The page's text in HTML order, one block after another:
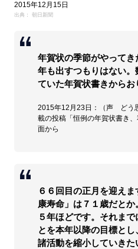
2015年12月15日
出典： 朝日新聞
年賀状の季節がやって
年も出すつもりはない
ていた年賀状書きからお
2015年12月23日：（声 どう
載の投稿「恒例の年賀状書き
面から
６６回目の正月を迎え
康寿命」は７１歳だと
５年ほどです。それま
とを本年以降の目標とし
諸活動を縮小していきた